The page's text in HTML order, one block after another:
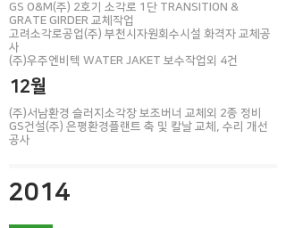
GS O&M(주) 2호기 소각로 1단 TRANSITION &
GRATE GIRDER 교체작업
고려소각로공업(주) 부천시자원회수시설 화격자 교체공
사
(주)우주엔비텍 WATER JAKET 보수작업외 4건
12월
(주)서남환경 슬러지소각장 보조버너 교체외 2종 정비
GS건설(주) 은평환경플랜트 축 및 칼날 교체, 수리 개선
공사
2014